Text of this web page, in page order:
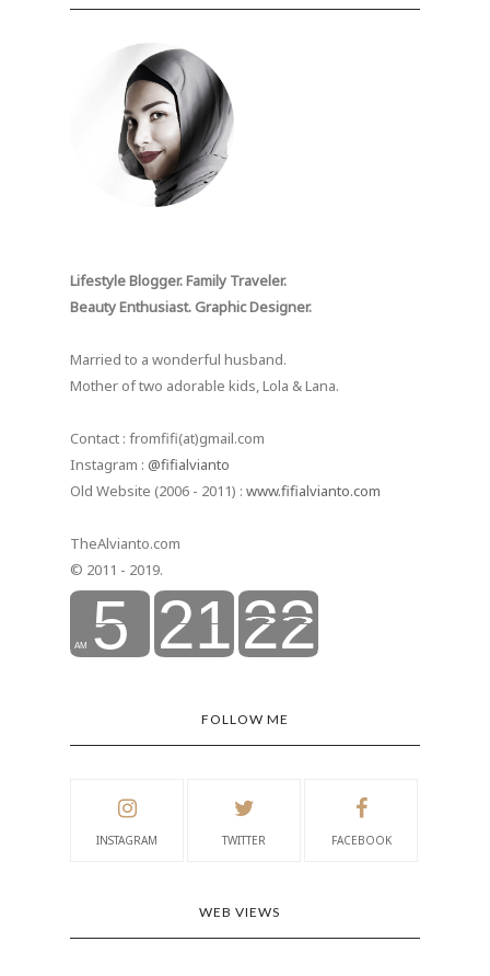
Lifestyle Blogger. Family Traveler.
Beauty Enthusiast. Graphic Designer.
Married to a wonderful husband.
Mother of two adorable kids, Lola & Lana.
Contact : fromfifi(at)gmail.com
Instagram : @fifialvianto
Old Website (2006 - 2011) : www.fifialvianto.com
TheAlvianto.com
© 2011 - 2019.
FOLLOW ME
INSTAGRAM TWITTER FACEBOOK
WEB VIEWS